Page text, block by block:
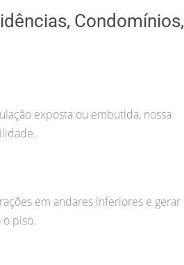
Condomínios,
exposta ou embutida, nossa
em andares inferiores e gerar
piso.